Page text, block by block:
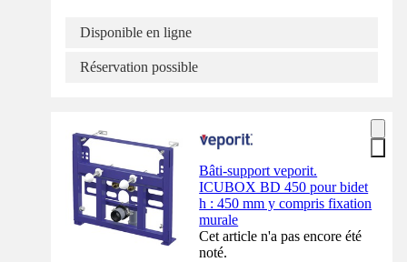
Disponible en ligne
Réservation possible
Bâti-support veporit.
ICUBOX BD 450 pour bidet
h : 450 mm y compris fixation
murale
Cet article n'a pas encore été
noté.